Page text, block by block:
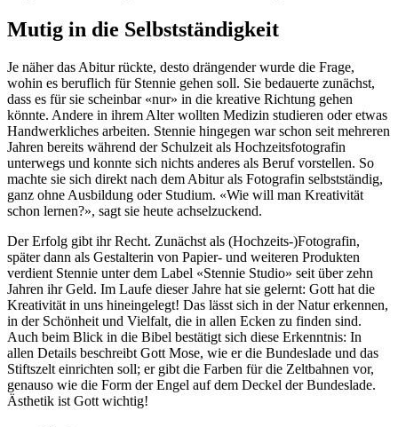
Mutig in die Selbstständigkeit
Je näher das Abitur rückte, desto drängender wurde die Frage,
wohin es beruflich für Stennie gehen soll. Sie bedauerte zunächst,
dass es für sie scheinbar «nur» in die kreative Richtung gehen
könnte. Andere in ihrem Alter wollten Medizin studieren oder etwas
Handwerkliches arbeiten. Stennie hingegen war schon seit mehreren
Jahren bereits während der Schulzeit als Hochzeitsfotografin
unterwegs und konnte sich nichts anderes als Beruf vorstellen. So
machte sie sich direkt nach dem Abitur als Fotografin selbstständig,
ganz ohne Ausbildung oder Studium. «Wie will man Kreativität
schon lernen?», sagt sie heute achselzuckend.
Der Erfolg gibt ihr Recht. Zunächst als (Hochzeits-)Fotografin,
später dann als Gestalterin von Papier- und weiteren Produkten
verdient Stennie unter dem Label «Stennie Studio» seit über zehn
Jahren ihr Geld. Im Laufe dieser Jahre hat sie gelernt: Gott hat die
Kreativität in uns hineingelegt! Das lässt sich in der Natur erkennen,
in der Schönheit und Vielfalt, die in allen Ecken zu finden sind.
Auch beim Blick in die Bibel bestätigt sich diese Erkenntnis: In
allen Details beschreibt Gott Mose, wie er die Bundeslade und das
Stiftszelt einrichten soll; er gibt die Farben für die Zeltbahnen vor,
genauso wie die Form der Engel auf dem Deckel der Bundeslade.
Ästhetik ist Gott wichtig!